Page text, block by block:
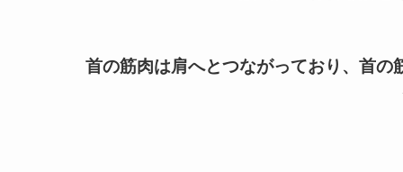
首の筋肉は肩へとつながっており、首